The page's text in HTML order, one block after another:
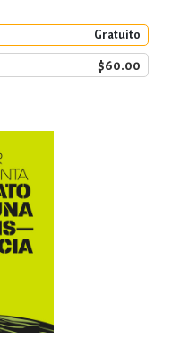
Gratuito
$60.00